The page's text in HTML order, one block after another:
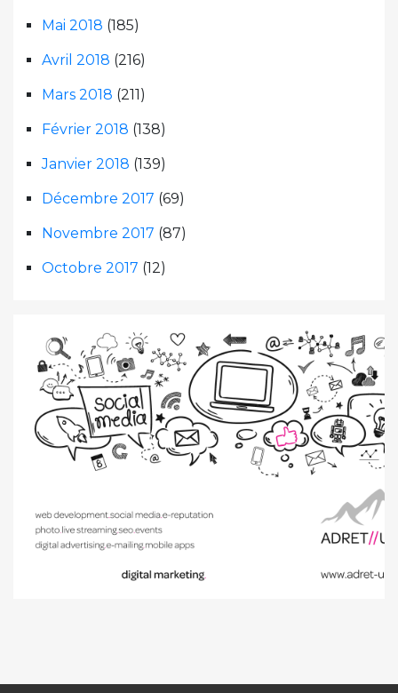
Mai 2018 (185)
Avril 2018 (216)
Mars 2018 (211)
Février 2018 (138)
Janvier 2018 (139)
Décembre 2017 (69)
Novembre 2017 (87)
Octobre 2017 (12)